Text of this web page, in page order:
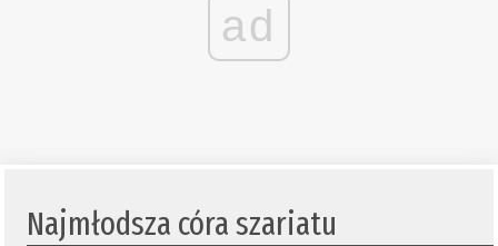
ad
Najmłodsza córa szariatu